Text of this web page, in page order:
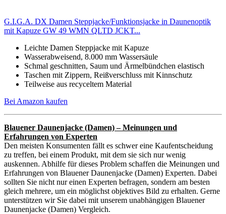
G.I.G.A. DX Damen Steppjacke/Funktionsjacke in Daunenoptik
mit Kapuze GW 49 WMN QLTD JCKT...
Leichte Damen Steppjacke mit Kapuze
Wasserabweisend, 8.000 mm Wassersäule
Schmal geschnitten, Saum und Ärmelbündchen elastisch
Taschen mit Zippern, Reißverschluss mit Kinnschutz
Teilweise aus recyceltem Material
Bei Amazon kaufen
Blauener Daunenjacke (Damen) – Meinungen und
Erfahrungen von Experten
Den meisten Konsumenten fällt es schwer eine Kaufentscheidung
zu treffen, bei einem Produkt, mit dem sie sich nur wenig
auskennen. Abhilfe für dieses Problem schaffen die Meinungen und
Erfahrungen von Blauener Daunenjacke (Damen) Experten. Dabei
sollten Sie nicht nur einen Experten befragen, sondern am besten
gleich mehrere, um ein möglichst objektives Bild zu erhalten. Gerne
unterstützen wir Sie dabei mit unserem unabhängigen Blauener
Daunenjacke (Damen) Vergleich.